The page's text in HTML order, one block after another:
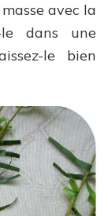
avec la
le dans une
le bien